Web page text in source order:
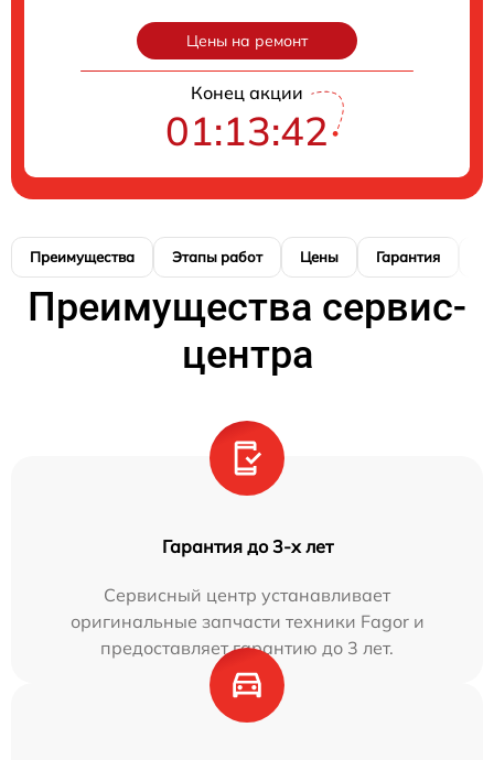
Цены на ремонт
Конец акции
01:13:41
Преимущества Этапы работ Цены Гарантия
Преимущества сервис-
центра
Гарантия до 3-х лет
Сервисный центр устанавливает
оригинальные запчасти техники Fagor и
предоставляет гарантию до 3 лет.